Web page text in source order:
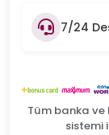
7/24
Tüm banka ve
sistemi